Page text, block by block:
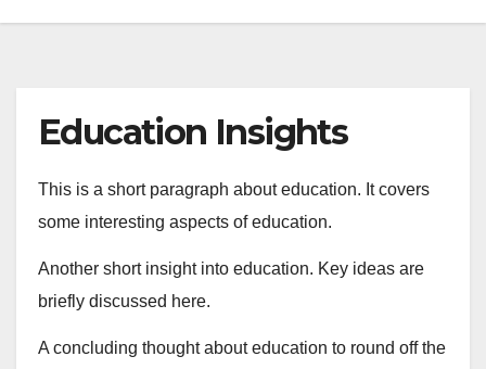
Education Insights
This is a short paragraph about education. It covers
some interesting aspects of education.
Another short insight into education. Key ideas are
briefly discussed here.
A concluding thought about education to round off the